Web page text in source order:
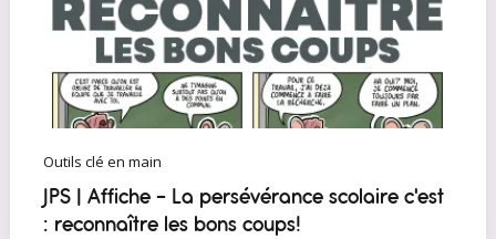
Outils clé en main
JPS | Affiche - La persévérance scolaire c'est
: reconnaître les bons coups!